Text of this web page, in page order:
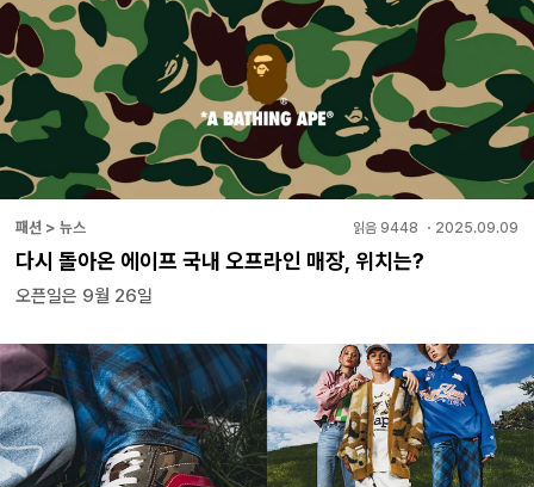
패션 > 뉴스 읽음 9448 ・ 2025.09.09
다시 돌아온 에이프 국내 오프라인 매장, 위치는?
오픈일은 9월 26일